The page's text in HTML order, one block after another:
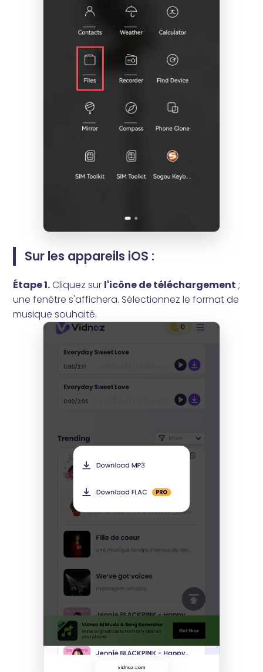
Sur les appareils iOS :
Étape 1.Cliquez sur l'icône de téléchargement ;
une fenêtre s'affichera. Sélectionnez le format de
musique souhaité.